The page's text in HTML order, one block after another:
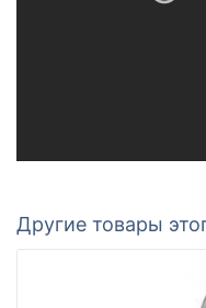
Другие товары